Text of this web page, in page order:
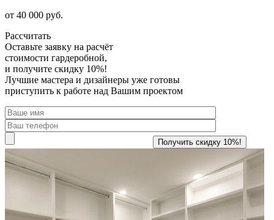
от 40 000 руб.
Рассчитать
Оставьте заявку на расчёт
стоимости гардеробной,
и получите скидку 10%!
Лучшие мастера и дизайнеры уже готовы
приступить к работе над Вашим проектом